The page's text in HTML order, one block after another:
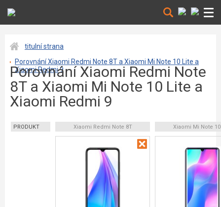
titulní strana
Porovnání Xiaomi Redmi Note 8T a Xiaomi Mi Note 10 Lite a
Xiaomi Redmi 9
Porovnání Xiaomi Redmi Note
8T a Xiaomi Mi Note 10 Lite a
Xiaomi Redmi 9
PRODUKT Xiaomi Redmi Note 8T Xiaomi Mi Note